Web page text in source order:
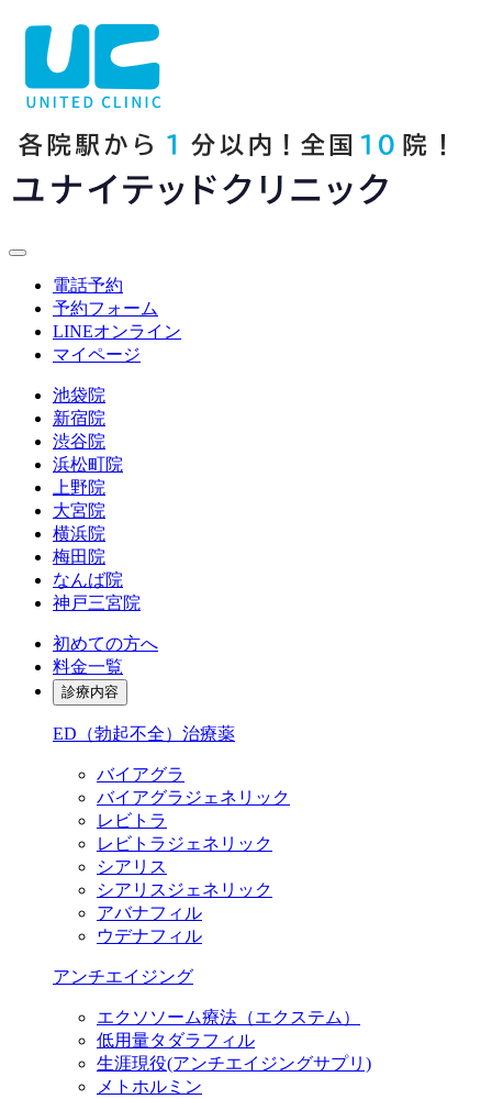
電話予約
予約フォーム
LINEオンライン
マイページ
池袋院
新宿院
渋谷院
浜松町院
上野院
大宮院
横浜院
梅田院
なんば院
神戸三宮院
初めての方へ
料金一覧
診療内容
ED（勃起不全）治療薬
バイアグラ
バイアグラジェネリック
レビトラ
レビトラジェネリック
シアリス
シアリスジェネリック
アバナフィル
ウデナフィル
アンチエイジング
エクソソーム療法（エクステム）
低用量タダラフィル
生涯現役(アンチエイジングサプリ)
メトホルミン